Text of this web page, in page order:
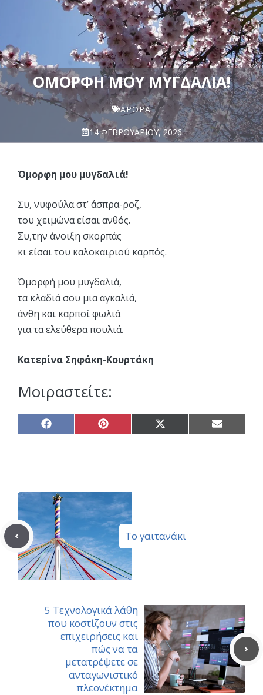
ΌΜΟΡΦΗ ΜΟΥ ΜΥΓΔΑΛΙΆ!
ΆΡΘΡΑ
14 ΦΕΒΡΟΥΑΡΊΟΥ, 2026
Όμορφη μου μυγδαλιά!
Συ, νυφούλα στ’ άσπρα-ροζ,
του χειμώνα είσαι ανθός.
Συ,την άνοιξη σκορπάς
κι είσαι του καλοκαιριού καρπός.
Όμορφή μου μυγδαλιά,
τα κλαδιά σου μια αγκαλιά,
άνθη και καρποί φωλιά
για τα ελεύθερα πουλιά.
Κατερίνα Σηφάκη-Κουρτάκη
Μοιραστείτε:
Share
on
Share
on
Share
on
Share
on
Το γαϊτανάκι
5 Τεχνολογικά λάθη
που κοστίζουν στις
επιχειρήσεις και
πώς να τα
μετατρέψετε σε
ανταγωνιστικό
πλεονέκτημα